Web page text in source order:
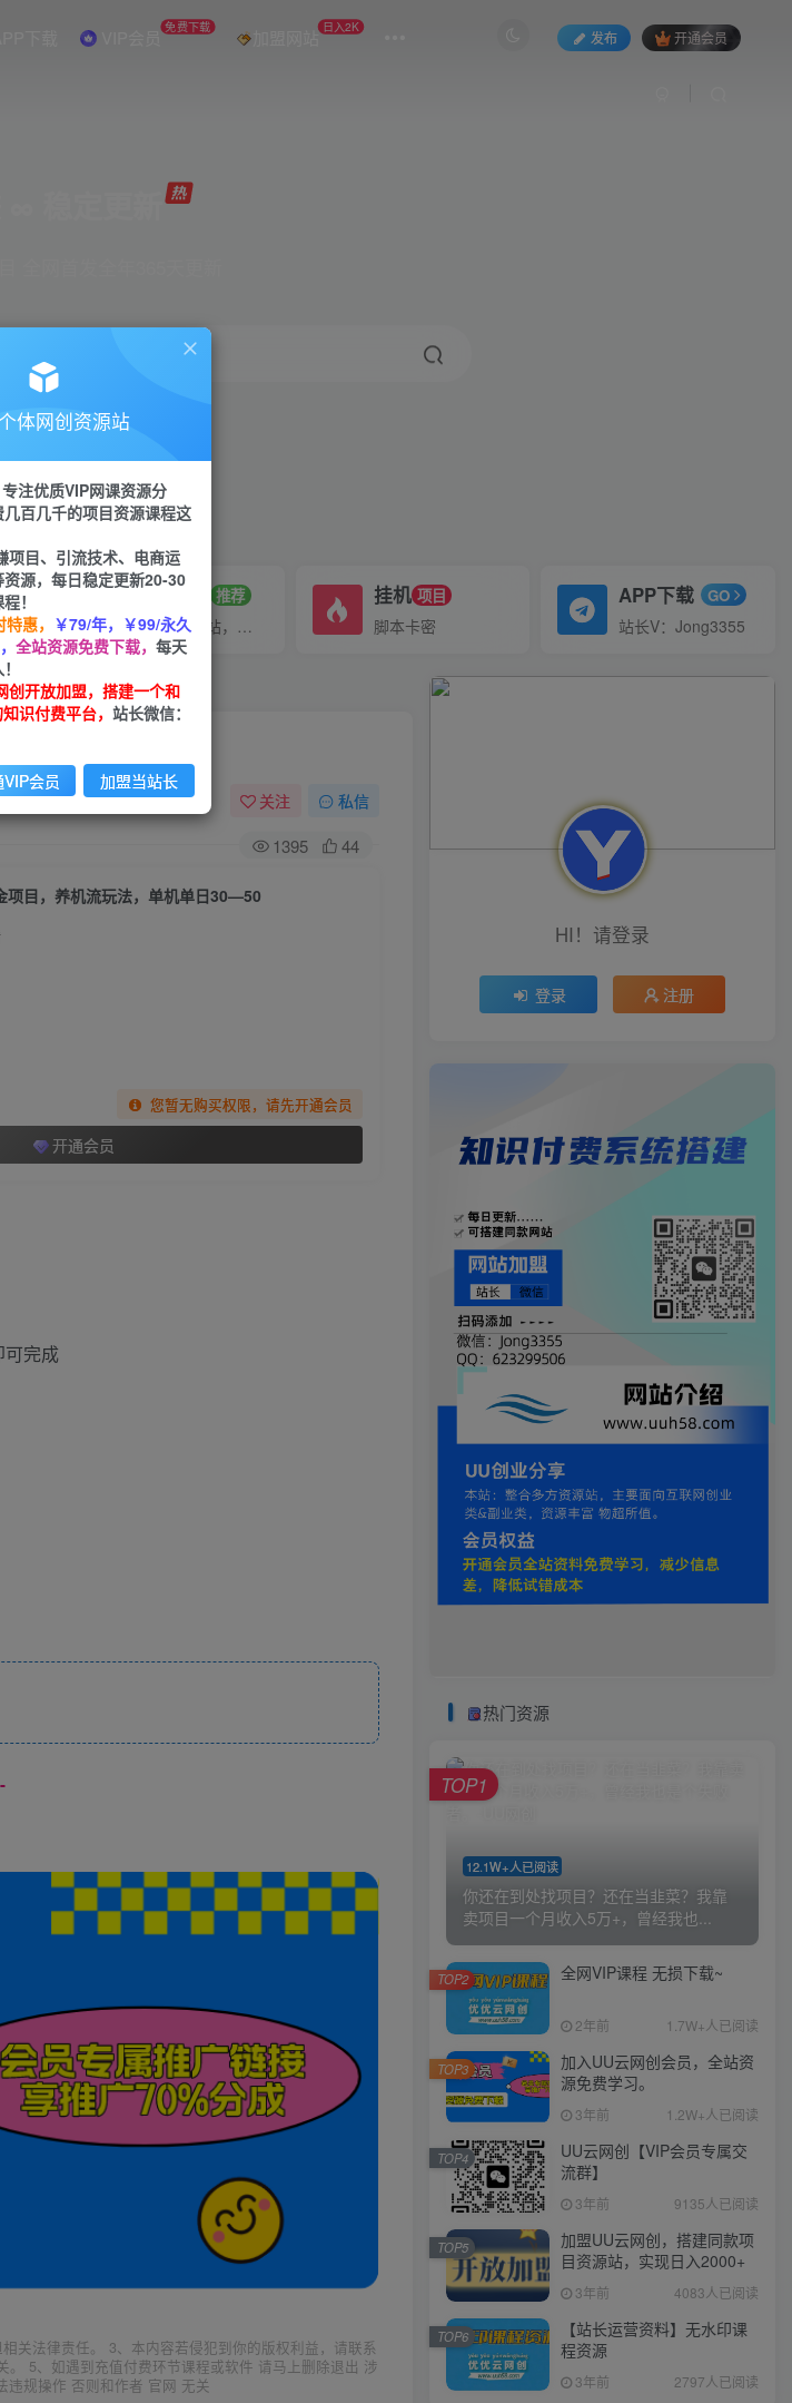
下载 VIP会员 免费下载 加盟网站 日入2K
发布 开通会员
短视频 小红书
佣 招募站长 推荐
搭建同款网站，自己当老板
挂机 项目
脚本卡密
APP下载 GO
站长V：Jong3355
关注 私信
1395 44
项目，养机流玩法，单机单日30—50
您暂无购买权限，请先开通会员
开通会员
完成
关法律责任。 3、本内容若侵犯到你的版权利益，请联系
5、如遇到充值付费环节课程或软件 请马上删除退出 涉
违规操作 否则和作者 官网 无关
HI！请登录
登录 注册
热门资源
12.1W+人已阅读
你还在到处找项目？还在当韭菜？我靠
卖项目一个月收入5万+，曾经我也...
TOP1
全网VIP课程 无损下载~
2年前 1.7W+人已阅读
TOP2
加入UU云网创会员，全站资
源免费学习。
3年前 1.2W+人已阅读
TOP3
UU云网创【VIP会员专属交
流群】
3年前 9135人已阅读
TOP4
加盟UU云网创，搭建同款项
目资源站，实现日入2000+
3年前 4083人已阅读
TOP5
【站长运营资料】无水印课
程资源
3年前 2797人已阅读
TOP6
体网创资源站
注优质VIP网课资源分
百几千的项目资源课程这
项目、引流技术、电商运
源，每日稳定更新20-30
！
惠， ￥79/年，￥99/永久
全站资源免费下载， 每天
创开放加盟，搭建一个和
识付费平台， 站长微信：
会员 加盟当站长